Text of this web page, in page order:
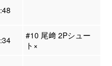
#10 尾﨑 2Pシュー
ト×